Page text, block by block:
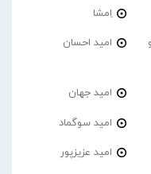
اِمشا
امید احسان
امید جهان
امید سوگماد
امید عزیزپور